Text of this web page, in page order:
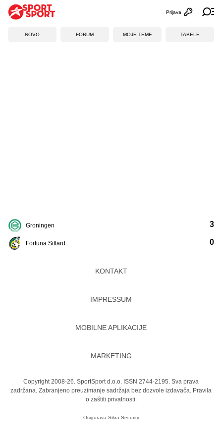
Otvori
Prijava
NOVO FORUM MOJE TEME TABELE
Groningen
Fortuna Sittard
3
0
KONTAKT
IMPRESSUM
MOBILNE APLIKACIJE
MARKETING
Copyright 2008-26. SportSport d.o.o. ISSN 2744-2195. Sva prava
zadržana. Zabranjeno preuzimanje sadržaja bez dozvole izdavača. Pravila
o zaštiti privatnosti.
Osigurava Sikra Security